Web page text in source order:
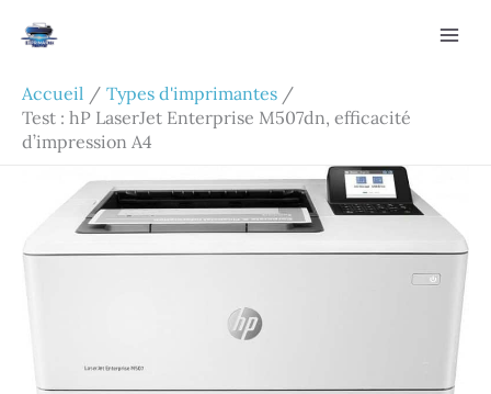
Accueil
Types d'imprimantes
Test : hP LaserJet Enterprise M507dn, efficacité
d’impression A4
Rechercher